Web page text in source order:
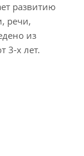
развитию
речи,
из
3-х лет.